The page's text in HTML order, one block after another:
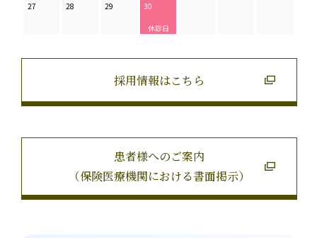
27 28 29 30
採用情報はこちら
患者様へのご案内
（保険医療機関における書面掲示）